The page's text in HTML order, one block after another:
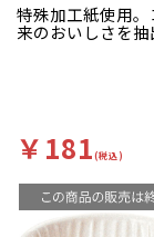
特殊加工紙使用
来のおいしさを抽
￥181(税込)